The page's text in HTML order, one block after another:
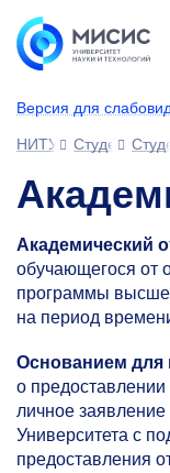
Версия для
НИТУ МИСИС
Студентам
Академический
обучающегося от
программы
на период
Основанием для
о
личное
Университета с
предоставления